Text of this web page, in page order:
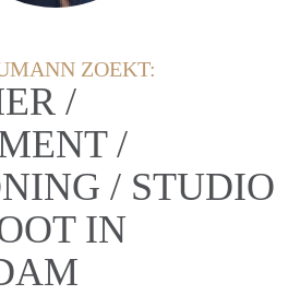
ZOEKT:
/
/
/ STUDIO
IN